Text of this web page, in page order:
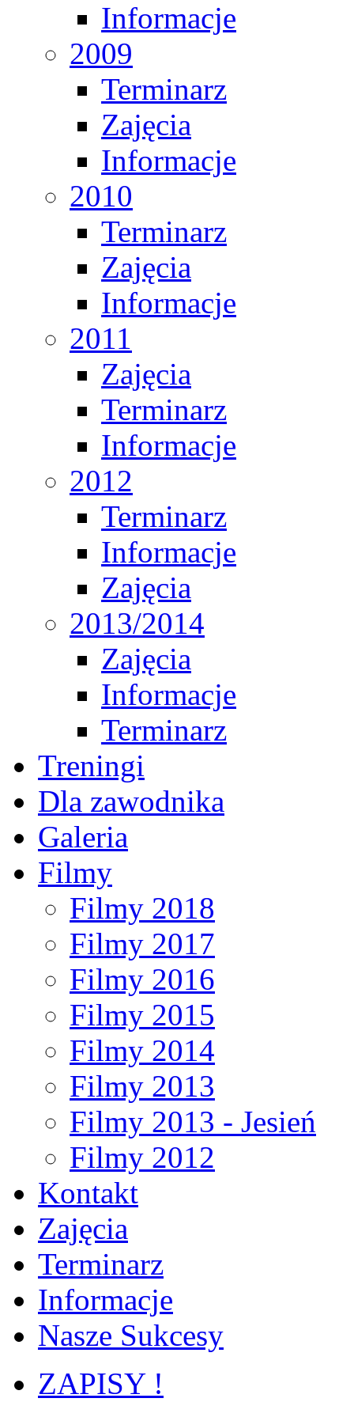
Informacje
2009
Terminarz
Zajęcia
Informacje
2010
Terminarz
Zajęcia
Informacje
2011
Zajęcia
Terminarz
Informacje
2012
Terminarz
Informacje
Zajęcia
2013/2014
Zajęcia
Informacje
Terminarz
Treningi
Dla zawodnika
Galeria
Filmy
Filmy 2018
Filmy 2017
Filmy 2016
Filmy 2015
Filmy 2014
Filmy 2013
Filmy 2013 - Jesień
Filmy 2012
Kontakt
Zajęcia
Terminarz
Informacje
Nasze Sukcesy
ZAPISY !